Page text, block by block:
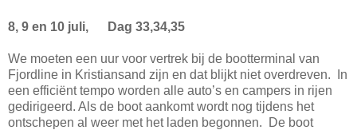
8, 9 en 10 juli, Dag 33,34,35
We moeten een uur voor vertrek bij de bootterminal van
Fjordline in Kristiansand zijn en dat blijkt niet overdreven.
In
een efficiënt tempo worden alle auto’s en campers in rijen
gedirigeerd. Als de boot aankomt wordt nog tijdens het
ontschepen al weer met het laden begonnen.
De boot